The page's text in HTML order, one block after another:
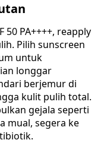
50 PA++++, reapply
Pilih sunscreen
untuk
longgar
berjemur di
kulit pulih total.
gejala seperti
mual, segera ke